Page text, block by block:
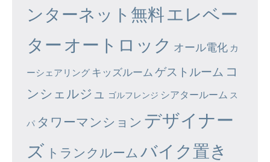
ンターネット無料エレベー
ター オートロック オール電化 カ
ーシェアリング キッズルーム ゲストルーム コ
ンシェルジュ
ゴルフレンジ シアタールーム ス
パ タワーマンション デザイナー
ズ トランクルーム バイク置き